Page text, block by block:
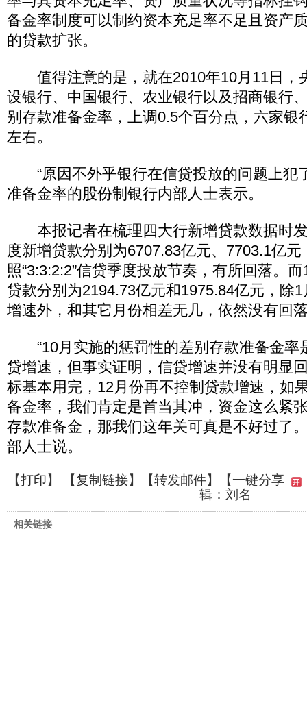
备金率制度可以制约资本充足率不足且资产
的贷款扩张。
值得注意的是，就在2010年10月11日，
设银行、中国银行、农业银行以及招商银行
别存款准备金率，上调0.5个百分点，六家银
左右。
“原因不外乎银行在信贷投放的问题上犯
准备金率的股份制银行内部人士表示。
本报记者在梳理四大行新增贷款数据时
度新增贷款分别为6707.83亿元、7703.1亿元
照“3:3:2:2”信贷季度投放节奏，有所回落。
贷款分别为2194.73亿元和1975.84亿元，除
增速外，和其它月份相差无几，依然没有回
“10月实施的惩罚性的差别存款准备金率
贷增速，但事实证明，信贷增速并没有明显
标基本用完，12月份再不控制贷款增速，如
备金率，我们肯定是首当其冲，资金这么紧
存款准备金，那我们这年关可真是不好过了
部人士说。
【打印】 【复制链接】【转发邮件】
【一键分享
辑：刘名
相关链接